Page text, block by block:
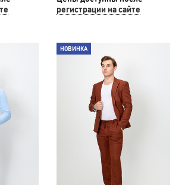
регистрации на сайте
НОВИНКА